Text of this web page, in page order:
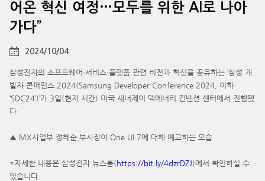
어온 혁신 여정…모두를 위한 AI로 나아
가다”
2024/10/04
삼성전자의 소프트웨어∙서비스∙플랫폼 관련 비전과 혁신을 공유하는 ‘삼성 개
발자 콘퍼런스 2024(Samsung Developer Conference 2024, 이하
‘SDC24’)’가 3일(현지 시간) 미국 새너제이 맥에너리 컨벤션 센터에서 진행됐
다.
▲ MX사업부 정혜순 부사장이 One UI 7에 대해 예고하는 모습
*자세한 내용은 삼성전자 뉴스룸(https://bit.ly/4dzrDZJ)에서 확인하실 수
있습니다.